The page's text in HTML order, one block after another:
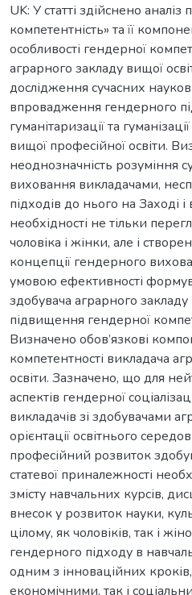
UK: У статті здійснено
компетентність» та її
особливості гендерної
аграрного закладу вищої
дослідження сучасних
впровадження гендерного
гуманітаризації та
вищої професійної освіти.
неоднозначність розуміння
виховання викладачами,
підходів до нього на Заході
необхідності не тільки
чоловіка і жінки, але і
концепції гендерного
умовою ефективності
здобувача аграрного закладу
підвищення гендерної
Визначено обов’язкові
компетентності викладача
освіти. Зазначено, що для
аспектів гендерної
викладачів зі здобувачами
орієнтації освітнього
професійний розвиток
статевої приналежності
змісту навчальних курсів,
внесок у розвиток науки,
цілому, як чоловіків, так і
гендерного підходу в
одним з інноваційних
економічними, так і